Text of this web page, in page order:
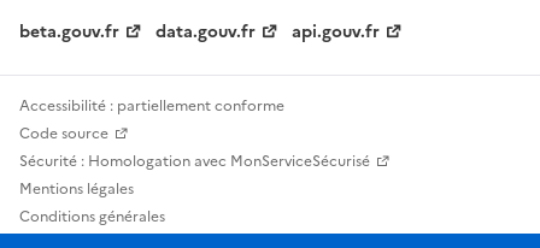
beta.gouv.fr data.gouv.fr api.gouv.fr
Accessibilité : partiellement conforme
Code source
Sécurité : Homologation avec MonServiceSécurisé
Mentions légales
Conditions générales